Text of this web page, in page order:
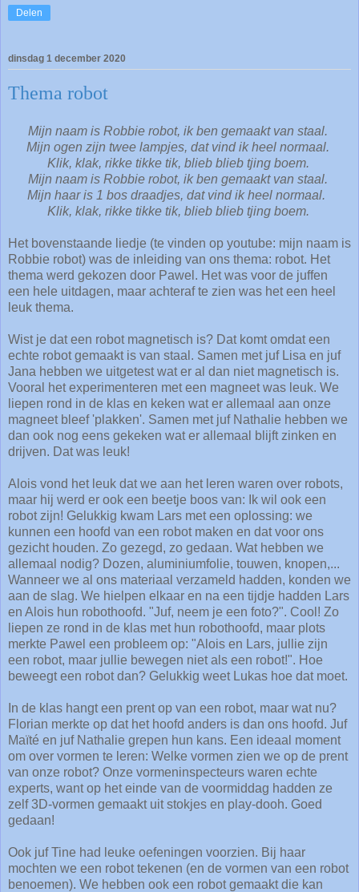
Delen
dinsdag 1 december 2020
Thema robot
Mijn naam is Robbie robot, ik ben gemaakt van staal.
Mijn ogen zijn twee lampjes, dat vind ik heel normaal.
Klik, klak, rikke tikke tik, blieb blieb tjing boem.
Mijn naam is Robbie robot, ik ben gemaakt van staal.
Mijn haar is 1 bos draadjes, dat vind ik heel normaal.
Klik, klak, rikke tikke tik, blieb blieb tjing boem.
Het bovenstaande liedje (te vinden op youtube: mijn naam is
Robbie robot) was de inleiding van ons thema: robot. Het
thema werd gekozen door Pawel. Het was voor de juffen
een hele uitdagen, maar achteraf te zien was het een heel
leuk thema.
Wist je dat een robot magnetisch is? Dat komt omdat een
echte robot gemaakt is van staal. Samen met juf Lisa en juf
Jana hebben we uitgetest wat er al dan niet magnetisch is.
Vooral het experimenteren met een magneet was leuk. We
liepen rond in de klas en keken wat er allemaal aan onze
magneet bleef 'plakken'. Samen met juf Nathalie hebben we
dan ook nog eens gekeken wat er allemaal blijft zinken en
drijven. Dat was leuk!
Alois vond het leuk dat we aan het leren waren over robots,
maar hij werd er ook een beetje boos van: Ik wil ook een
robot zijn! Gelukkig kwam Lars met een oplossing: we
kunnen een hoofd van een robot maken en dat voor ons
gezicht houden. Zo gezegd, zo gedaan. Wat hebben we
allemaal nodig? Dozen, aluminiumfolie, touwen, knopen,...
Wanneer we al ons materiaal verzameld hadden, konden we
aan de slag. We hielpen elkaar en na een tijdje hadden Lars
en Alois hun robothoofd. "Juf, neem je een foto?". Cool! Zo
liepen ze rond in de klas met hun robothoofd, maar plots
merkte Pawel een probleem op: "Alois en Lars, jullie zijn
een robot, maar jullie bewegen niet als een robot!". Hoe
beweegt een robot dan? Gelukkig weet Lukas hoe dat moet.
In de klas hangt een prent op van een robot, maar wat nu?
Florian merkte op dat het hoofd anders is dan ons hoofd. Juf
Maïté en juf Nathalie grepen hun kans. Een ideaal moment
om over vormen te leren: Welke vormen zien we op de prent
van onze robot? Onze vormeninspecteurs waren echte
experts, want op het einde van de voormiddag hadden ze
zelf 3D-vormen gemaakt uit stokjes en play-dooh. Goed
gedaan!
Ook juf Tine had leuke oefeningen voorzien. Bij haar
mochten we een robot tekenen (en de vormen van een robot
benoemen). We hebben ook een robot gemaakt die kan